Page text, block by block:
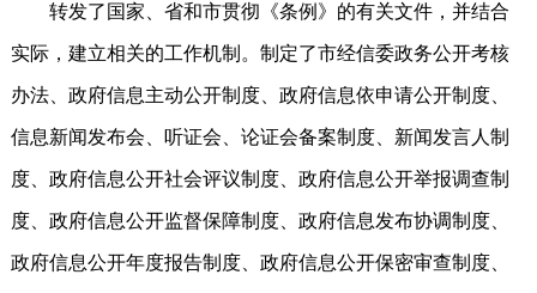
转发了国家、省和市贯彻《条例》的有关文件，并结合
实际，建立相关的工作机制。制定了市经信委政务公开考核
办法、政府信息主动公开制度、政府信息依申请公开制度、
信息新闻发布会、听证会、论证会备案制度、新闻发言人制
度、政府信息公开社会评议制度、政府信息公开举报调查制
度、政府信息公开监督保障制度、政府信息发布协调制度、
政府信息公开年度报告制度、政府信息公开保密审查制度、